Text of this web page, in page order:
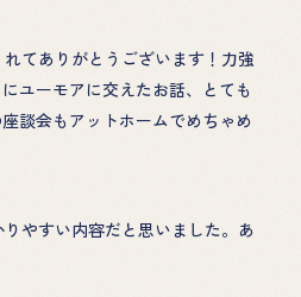
てありがとうございます！力強
ユーモアに交えたお話、とても
談会もアットホームでめちゃめ
やすい内容だと思いました。あ